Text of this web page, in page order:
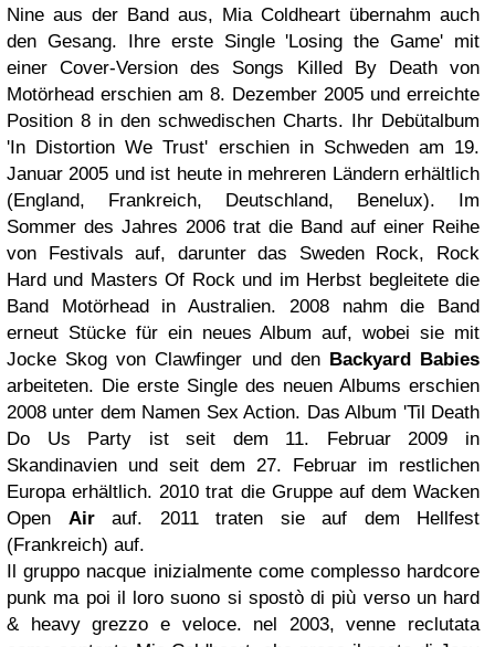
Nine aus der Band aus, Mia Coldheart übernahm auch
den Gesang. Ihre erste Single 'Losing the Game' mit
einer Cover-Version des Songs Killed By Death von
Motörhead erschien am 8. Dezember 2005 und erreichte
Position 8 in den schwedischen Charts. Ihr Debütalbum
'In Distortion We Trust' erschien in Schweden am 19.
Januar 2005 und ist heute in mehreren Ländern erhältlich
(England, Frankreich, Deutschland, Benelux). Im
Sommer des Jahres 2006 trat die Band auf einer Reihe
von Festivals auf, darunter das Sweden Rock, Rock
Hard und Masters Of Rock und im Herbst begleitete die
Band Motörhead in Australien.
2008 nahm die Band
erneut Stücke für ein neues Album auf, wobei sie mit
Jocke Skog von Clawfinger und den Backyard Babies
arbeiteten. Die erste Single des neuen Albums erschien
2008 unter dem Namen Sex Action. Das Album 'Til Death
Do Us Party ist seit dem 11. Februar 2009 in
Skandinavien und seit dem 27. Februar im restlichen
Europa erhältlich. 2010 trat die Gruppe auf dem Wacken
Open Airauf. 2011 traten sie auf dem Hellfest
(Frankreich) auf.
Il gruppo nacque inizialmente come complesso hardcore
punk ma poi il loro suono si spostò di più verso un hard
& heavy grezzo e veloce. nel 2003, venne reclutata